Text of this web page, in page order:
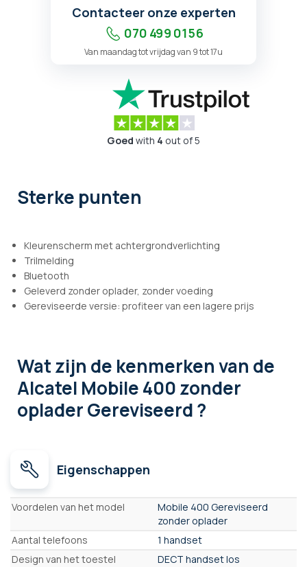
Contacteer onze experten
070 499 01 56
Van maandag tot vrijdag van 9 tot 17u
Goed with 4 out of 5
Sterke punten
Kleurenscherm met achtergrondverlichting
Trilmelding
Bluetooth
Geleverd zonder oplader, zonder voeding
Gereviseerde versie: profiteer van een lagere prijs
Wat zijn de kenmerkenvan de
Alcatel Mobile 400 zonder
oplader Gereviseerd ?
Eigenschappen
Eigenschappen
Voordelen van het model
Mobile 400 Gereviseerd
zonder oplader
Aantal telefoons
1 handset
Design van het toestel
DECT handset los